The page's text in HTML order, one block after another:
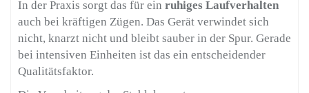
In der Praxis sorgt das für ein ruhiges Laufverhalten
auch bei kräftigen Zügen. Das Gerät verwindet sich
nicht, knarzt nicht und bleibt sauber in der Spur. Gerade
bei intensiven Einheiten ist das ein entscheidender
Qualitätsfaktor.